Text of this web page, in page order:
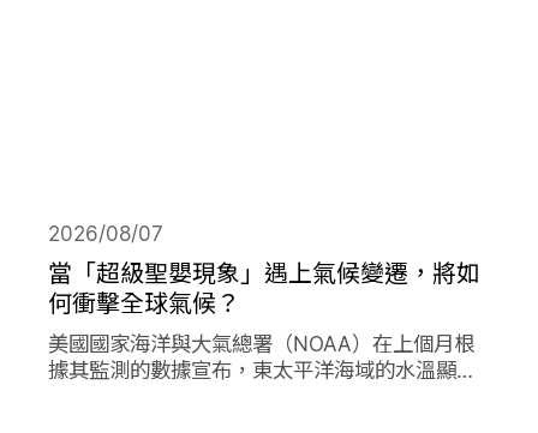
當「超級聖嬰現象」遇上氣候變遷，將如
何衝擊全球氣候？
2026/08/07
美國國家海洋與大氣總署（NOAA）在上個月根
據其監測的數據宣布，東太平洋海域的水溫顯著